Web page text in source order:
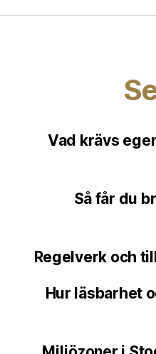
Vad krävs
Så får du
Regelverk och
Hur läsbarhet